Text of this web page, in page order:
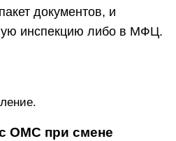
документов, и
инспекцию либо в МФЦ.
ОМС при смене